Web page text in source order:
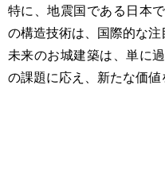
特に、地震国である日本
の構造技術は、国際的な注
未来のお城建築は、単に
の課題に応え、新たな価値